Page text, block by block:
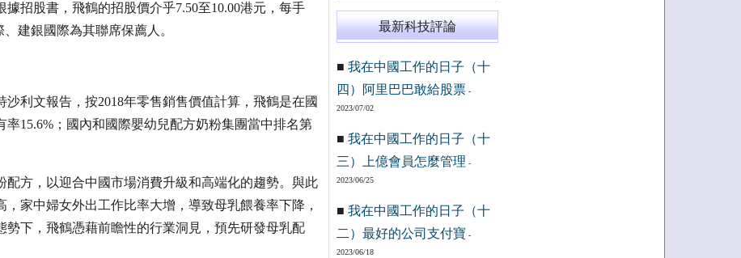
招股書，飛鶴的招股價介乎7.50至10.00港元，每手
建銀國際為其聯席保薦人。
利文報告，按2018年零售銷售價值計算，飛鶴是在國
15.6%；國內和國際嬰幼兒配方奶粉集團當中排名第
方，以迎合中國市場消費升級和高端化的趨勢。與此
家中婦女外出工作比率大增，導致母乳餵養率下降，
下，飛鶴憑藉前瞻性的行業洞見，預先研發母乳配
最新科技評論
■ 我在中國工作的日子（十
四）阿里巴巴敢給股票-
2023/07/02
■ 我在中國工作的日子（十
三）上億會員怎麼管理 -
2023/06/25
■ 我在中國工作的日子（十
二）最好的公司支付寶 -
2023/06/18